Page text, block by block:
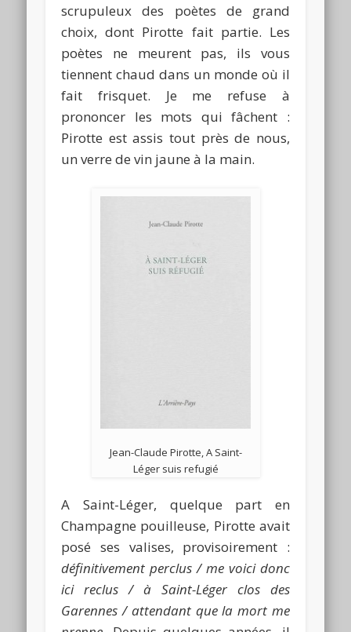
scrupuleux des poètes de grand
choix, dont Pirotte fait partie. Les
poètes ne meurent pas, ils vous
tiennent chaud dans un monde où il
fait frisquet. Je me refuse à
prononcer les mots qui fâchent :
Pirotte est assis tout près de nous,
un verre de vin jaune à la main.
Jean-Claude Pirotte, A Saint-
Léger suis refugié
A Saint-Léger, quelque part en
Champagne pouilleuse, Pirotte avait
posé ses valises, provisoirement :
définitivement perclus / me voici donc
ici reclus / à Saint-Léger clos des
Garennes / attendant que la mort me